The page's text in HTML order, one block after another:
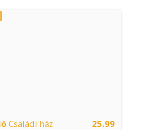
25.99
Családi ház